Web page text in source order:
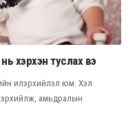
хэрхэн туслах вэ
илэрхийлэл юм. Хэл
амьдралын